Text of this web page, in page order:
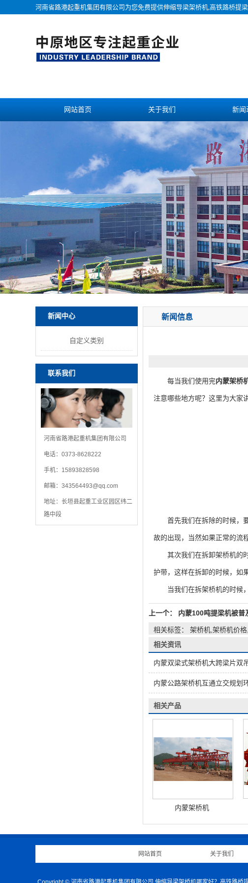
河南省路港起重机集团有限公司为您免费提供伸缩导梁架桥机,高铁路桥提
网站首页 关于我们 新闻
新闻中心
自定义类别
联系我们
河南省路港起重机集团有限公司
电话：0373-8628222
手机：15893828598
邮箱： 343564493@qq.com
地址：长垣县起重工业区园区纬二
路中段
新闻信息
每当我们使用完内蒙架桥
注意哪些地方呢？这里为大家
首先我们在拆除的时候，要
故的出现，当然如果正常的流
其次我们在拆卸架桥机的时
护带，这样在拆卸的时候，如
当我们在拆架桥机的时候，
上一个： 内蒙100吨提梁机被普
相关标签： 架桥机,架桥机价
相关资讯
内蒙双梁式架桥机大跨梁片双
内蒙公路架桥机互通立交规划
相关产品
内蒙架桥机
网站首页 关于我们